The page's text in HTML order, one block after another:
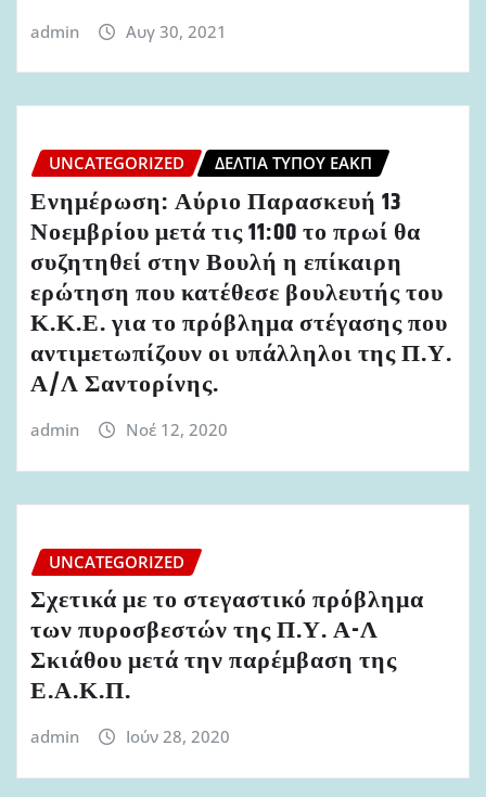
admin Αυγ 30, 2021
UNCATEGORIZED ΔΕΛΤΊΑ ΤΎΠΟΥ ΕΑΚΠ
Ενημέρωση: Αύριο Παρασκευή 13
Νοεμβρίου μετά τις 11:00 το πρωί θα
συζητηθεί στην Βουλή η επίκαιρη
ερώτηση που κατέθεσε βουλευτής του
Κ.Κ.Ε. για το πρόβλημα στέγασης που
αντιμετωπίζουν οι υπάλληλοι της Π.Υ.
Α/Λ Σαντορίνης.
admin Νοέ 12, 2020
UNCATEGORIZED
Σχετικά με το στεγαστικό πρόβλημα
των πυροσβεστών της Π.Υ. Α-Λ
Σκιάθου μετά την παρέμβαση της
Ε.Α.Κ.Π.
admin Ιούν 28, 2020